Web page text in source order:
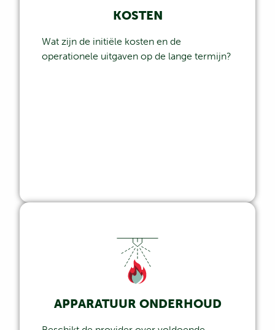
KOSTEN
Wat zijn de initiële kosten en de
operationele uitgaven op de lange termijn?
APPARATUUR ONDERHOUD